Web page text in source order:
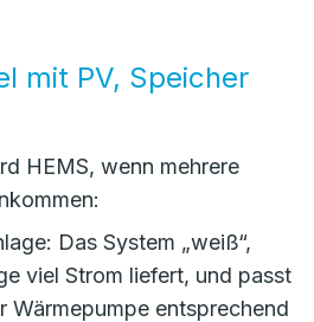
mit PV, Speicher
HEMS, wenn mehrere
Das System „weiß“,
viel Strom liefert, und passt
Wärmepumpe entsprechend